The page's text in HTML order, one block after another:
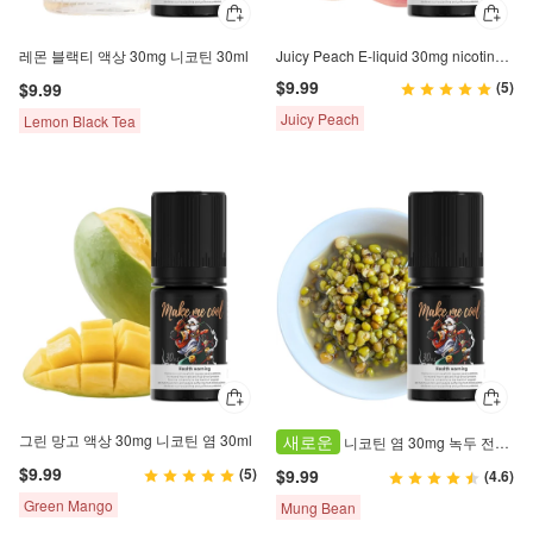
레몬 블랙티 액상 30mg 니코틴 30ml
$9.99
Lemon Black Tea
Juicy Peach E-liquid 30mg nicotine salt 30ml
$9.99 (5)
Juicy Peach
그린 망고 액상 30mg 니코틴 염 30ml
$9.99 (5)
Green Mango
새로운 니코틴 염 30mg 녹두 전자담배 액상 30ml
$9.99 (4.6)
Mung Bean